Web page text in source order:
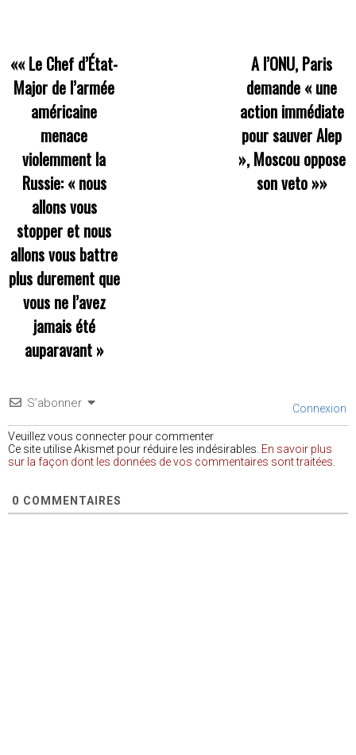
«« Le Chef d’État-
Major de l’armée
américaine
menace
violemment la
Russie: « nous
allons vous
stopper et nous
allons vous battre
plus durement que
vous ne l’avez
jamais été
auparavant »
A l’ONU, Paris
demande « une
action immédiate
pour sauver Alep
», Moscou oppose
son veto»»
S’abonner Connexion
Veuillez vous connecter pour commenter
Ce site utilise Akismet pour réduire les indésirables. En savoir plus
sur la façon dont les données de vos commentaires sont traitées
0 COMMENTAIRES